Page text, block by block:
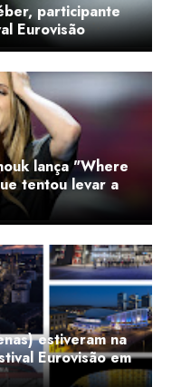
participante
Eurovisão
lança "Where
tentou levar a
estiveram na
Eurovisão em